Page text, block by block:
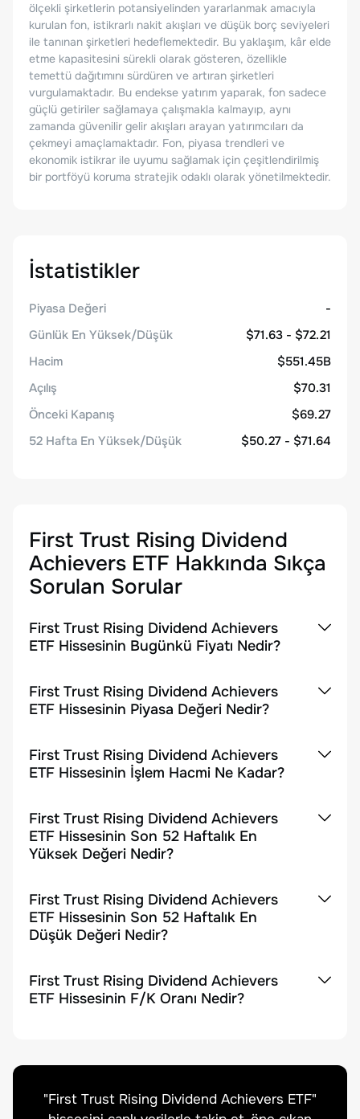
ölçekli şirketlerin potansiyelinden yararlanmak amacıyla
kurulan fon, istikrarlı nakit akışları ve düşük borç seviyeleri
ile tanınan şirketleri hedeflemektedir. Bu yaklaşım, kâr elde
etme kapasitesini sürekli olarak gösteren, özellikle
temettü dağıtımını sürdüren ve artıran şirketleri
vurgulamaktadır. Bu endekse yatırım yaparak, fon sadece
güçlü getiriler sağlamaya çalışmakla kalmayıp, aynı
zamanda güvenilir gelir akışları arayan yatırımcıları da
çekmeyi amaçlamaktadır. Fon, piyasa trendleri ve
ekonomik istikrar ile uyumu sağlamak için çeşitlendirilmiş
bir portföyü koruma stratejik odaklı olarak yönetilmektedir.
İstatistikler
Piyasa Değeri
-
Günlük En Yüksek/Düşük
$71.63 - $72.21
Hacim
$551.45B
Açılış
$70.31
Önceki Kapanış
$69.27
52 Hafta En Yüksek/Düşük
$50.27 - $71.64
First Trust Rising Dividend
Achievers ETF Hakkında Sıkça
Sorulan Sorular
First Trust Rising Dividend Achievers
ETF Hissesinin Bugünkü Fiyatı Nedir?
First Trust Rising Dividend Achievers
ETF Hissesinin Piyasa Değeri Nedir?
First Trust Rising Dividend Achievers
ETF Hissesinin İşlem Hacmi Ne Kadar?
First Trust Rising Dividend Achievers
ETF Hissesinin Son 52 Haftalık En
Yüksek Değeri Nedir?
First Trust Rising Dividend Achievers
ETF Hissesinin Son 52 Haftalık En
Düşük Değeri Nedir?
First Trust Rising Dividend Achievers
ETF Hissesinin F/K Oranı Nedir?
"First Trust Rising Dividend Achievers ETF"